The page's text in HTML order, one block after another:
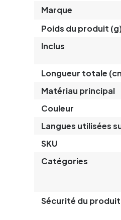
Marque
Poids du produit
Inclus
Longueur totale
Matériau principal
Couleur
Langues utilisées
SKU
Catégories
Sécurité du produit